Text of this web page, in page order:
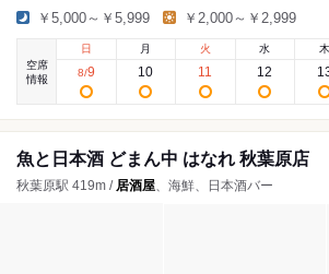
￥5,000～￥5,999 ￥2,000～￥2,999
空席
情報
日
8/9
月
10
火
11
水
12
木
魚と日本酒 どまん中 はなれ 秋葉原店
秋葉原駅 419m / 居酒屋、海鮮、日本酒バー